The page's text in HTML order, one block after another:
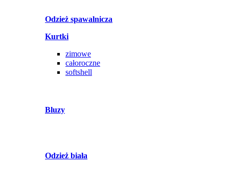
Odzież spawalnicza
Kurtki
zimowe
całoroczne
softshell
Bluzy
Odzież biała